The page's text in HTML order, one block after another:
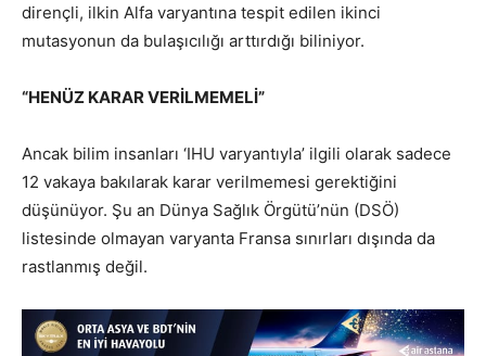
dirençli, ilkin Alfa varyantına tespit edilen ikinci
mutasyonun da bulaşıcılığı arttırdığı biliniyor.
“HENÜZ KARAR VERİLMEMELİ”
Ancak bilim insanları ‘IHU varyantıyla’ ilgili olarak sadece
12 vakaya bakılarak karar verilmemesi gerektiğini
düşünüyor. Şu an Dünya Sağlık Örgütü’nün (DSÖ)
listesinde olmayan varyanta Fransa sınırları dışında da
rastlanmış değil.